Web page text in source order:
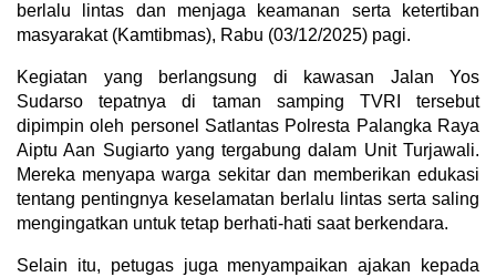
berlalu lintas dan menjaga keamanan serta ketertiban
masyarakat (Kamtibmas), Rabu (03/12/2025) pagi.
Kegiatan yang berlangsung di kawasan Jalan Yos
Sudarso tepatnya di taman samping TVRI tersebut
dipimpin oleh personel Satlantas Polresta Palangka Raya
Aiptu Aan Sugiarto yang tergabung dalam Unit Turjawali.
Mereka menyapa warga sekitar dan memberikan edukasi
tentang pentingnya keselamatan berlalu lintas serta saling
mengingatkan untuk tetap berhati-hati saat berkendara.
Selain itu, petugas juga menyampaikan ajakan kepada